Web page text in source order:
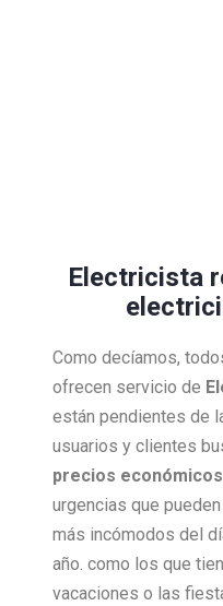
Electricista
Como decíamos,
ofrecen servicio de
están pendientes de
usuarios y clientes
precios
urgencias que
más incómodos del
año. como los que
vacaciones o las